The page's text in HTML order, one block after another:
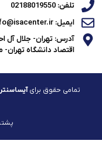
تلفن: 02188019550
ایمیل: info@isacenter.ir
آدرس: تهران- جلال آل
اقتصاد دانشگاه تهران-
تمامی حقوق برایآیساسنتر